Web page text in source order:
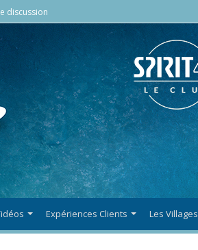
discussion
Expériences Clients Les Villages